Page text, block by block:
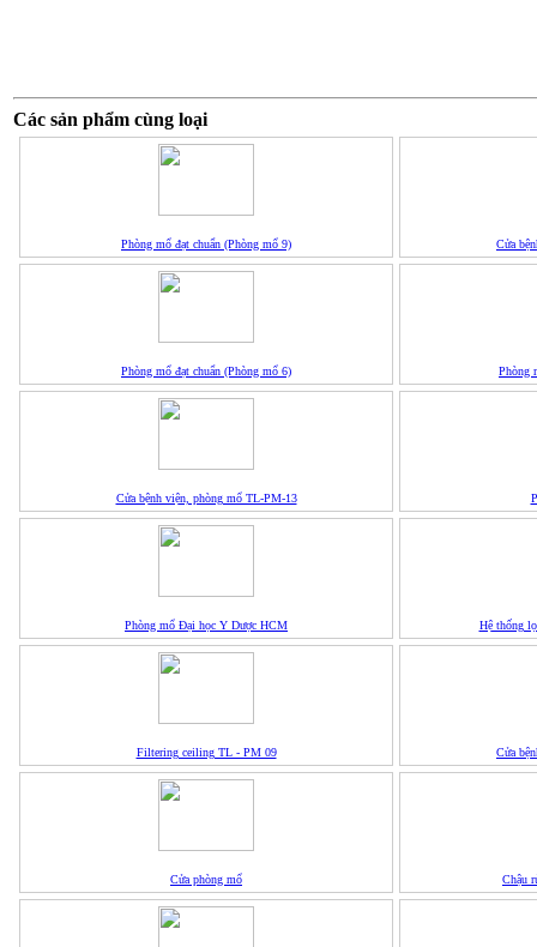
Các sản phẩm cùng loại
Phòng mổ đạt chuẩn (Phòng mổ 9) Cửa
Phòng mổ đạt chuẩn (Phòng mổ 6) Phòng
Cửa bệnh viện, phòng mổ TL-PM-13
Phòng mổ Đại học Y Dược HCM Hệ thống
Filtering ceiling TL - PM 09 Cửa
Cửa phòng mổ Chậu